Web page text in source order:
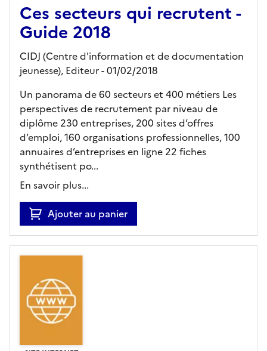
Ces secteurs qui recrutent -
Guide 2018
CIDJ (Centre d'information et de documentation
jeunesse), Editeur- 01/02/2018
Un panorama de 60 secteurs et 400 métiers Les
perspectives de recrutement par niveau de
diplôme 230 entreprises, 200 sites d’offres
d’emploi, 160 organisations professionnelles, 100
annuaires d’entreprises en ligne 22 fiches
synthétisent po...
En savoir plus...
Ajouter au panier